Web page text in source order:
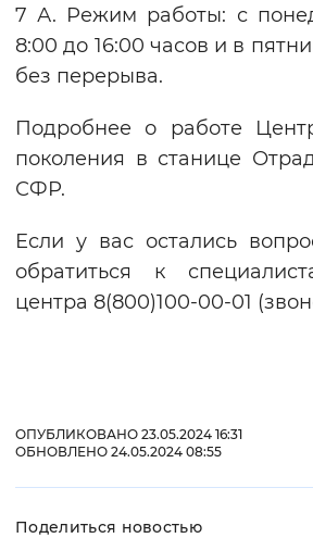
7 А. Режим работы: с
8:00 до 16:00 часов и в
без перерыва.
Подробнее о работе
поколения в станице
СФР.
Если у вас остались
обратиться к
центра 8(800)100-00-01
ОПУБЛИКОВАНО 23.05.2024 16:31
ОБНОВЛЕНО 24.05.2024 08:55
Поделиться новостью